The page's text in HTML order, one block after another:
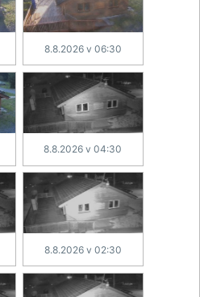
8.8.2026 v 06:30
8.8.2026 v 04:30
8.8.2026 v 02:30